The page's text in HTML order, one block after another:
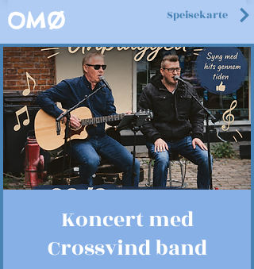
Speisekarte
OMØ
Koncert med
Crossvind band